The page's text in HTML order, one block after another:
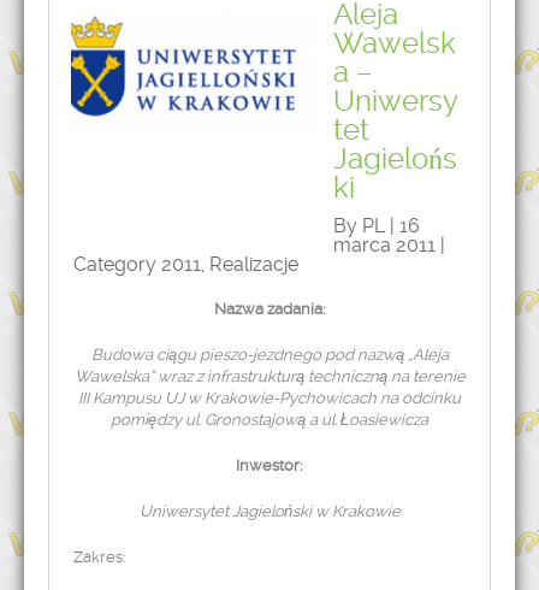
Aleja
Wawelsk
a –
Uniwersy
tet
Jagielońs
ki
By PL | 16
marca 2011 |
Category 2011, Realizacje
Nazwa zadania:
Budowa ciągu pieszo-jezdnego pod nazwą „Aleja
Wawelska” wraz z infrastrukturą techniczną na terenie
III Kampusu UJ w Krakowie-Pychowicach na odcinku
pomiędzy ul. Gronostajową a ul. Łoasiewicza
Inwestor:
Uniwersytet Jagieloński w Krakowie
Zakres: